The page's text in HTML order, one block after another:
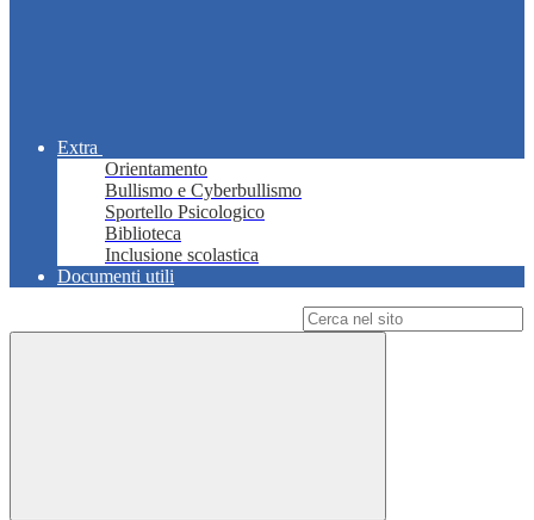
Extra
Orientamento
Bullismo e Cyberbullismo
Sportello Psicologico
Biblioteca
Inclusione scolastica
Documenti utili